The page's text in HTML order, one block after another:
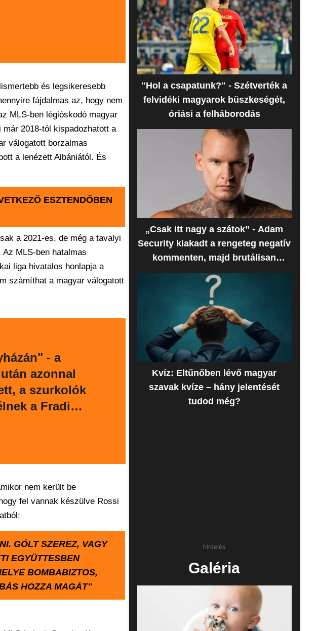
és legsikeresebb
fájdalmas az, hogy nem
MLS-ben légióskodó magyar
már 2018-tól kispadozhatott a
válogatott borzalmas
a lenézett Albániától. És
ESZTENDŐBEN
a 2021-es, de még a tavalyi
MLS-ben hatalmas
liga hivatalos honlapja a
számíthat a magyar válogatott
- a
azonnal
a szurkolók
a Fradi
nem került be
fel vannak készülve Rossi
GÓLT SZEREZ, VAGY
EGYÜTTESBEN
BOMBABIZTOS,
HOZZA MAGÁT"
"Hol a csapatunk?" - Szétverték a
felvidéki magyarok büszkeségét,
óriási a felháborodás
„Csak itt nagy a szátok” - Adam
Security kiakadt a rengeteg negatív
kommenten, majd brutálisan
beszóltak neki
Kvíz: Eltűnőben lévő magyar
szavak kvíze – hány jelentését
tudod még?
hirdetés
Galéria